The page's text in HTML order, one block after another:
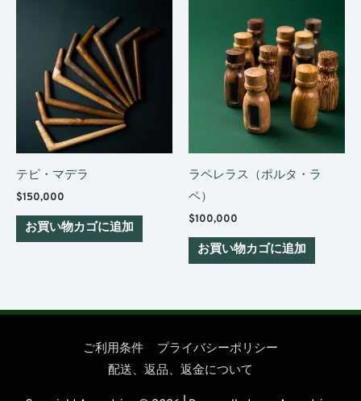
テピ・マデラ
$150,000
お買い物カゴに追加
ラペレラス（ポルタ・ラ
ペ）
$100,000
お買い物カゴに追加
ご利用条件
プライバシーポリシー
配送、返品、返金について